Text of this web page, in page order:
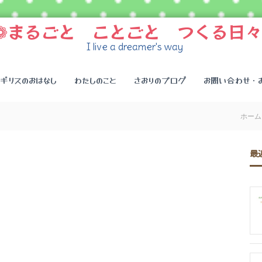
るごと ことごと つくる日
I live a dreamer's way
リスのおはなし わたしのこと さおりのブログ お問い合わせ・
ホーム
最